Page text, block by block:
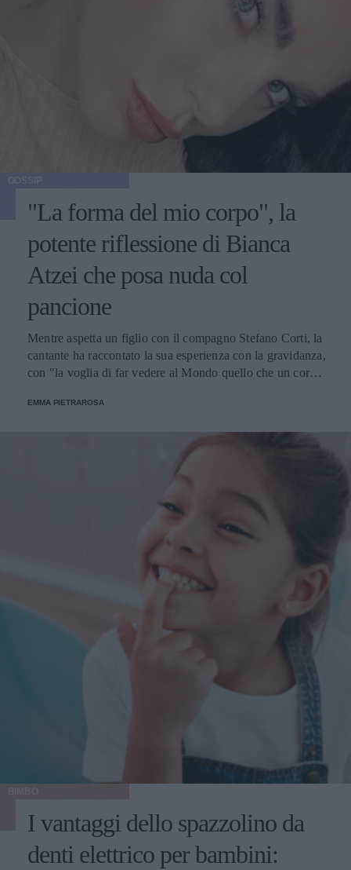
"La forma del mio corpo", la
potente riflessione di Bianca
Atzei che posa nuda col
pancione
Mentre aspetta un figlio con il compagno Stefano Corti, la
cantante ha raccontato la sua esperienza con la gravidanza,
con "la voglia di far vedere al Mondo quello che un corpo
EMMA PIETRAROSA
I vantaggi dello spazzolino da
denti elettrico per bambini: